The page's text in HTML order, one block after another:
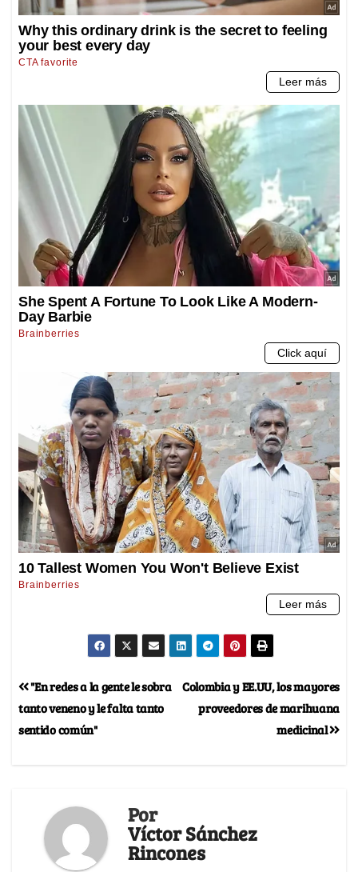
Colombia y EE.UU, los mayores
proveedores de marihuana
medicinal
"En redes a la gente le sobra
tanto veneno y le falta tanto
sentido común"
Por
Víctor Sánchez
Rincones